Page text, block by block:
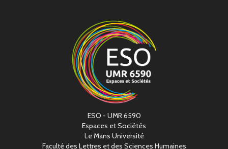
ESO - UMR 6590
Espaces et Sociétés
Le Mans Université
Faculté des Lettres et des Sciences Humaines